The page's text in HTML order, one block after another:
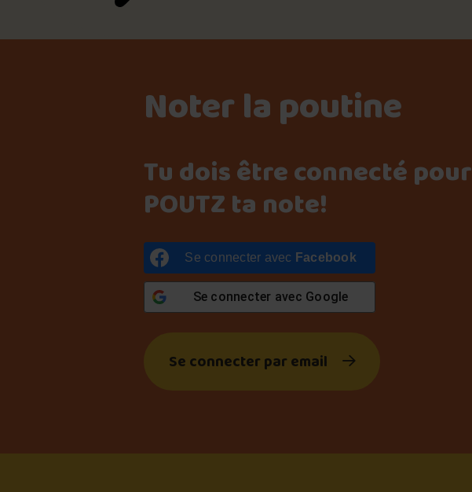
Noter la poutine
Tu dois être connecté pour
POUTZ ta note!
Se connecter avec Facebook
Se connecter avec Google
Se connecter par email